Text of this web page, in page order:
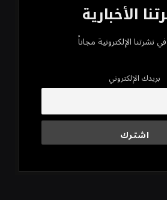
الأخبارية
نشرتنا الإلكترونية مجاناً
بريدك الإلكتروني